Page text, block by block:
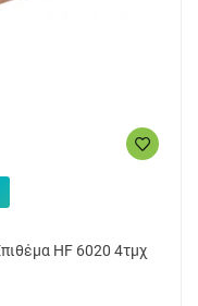
HF 6020 4τμχ